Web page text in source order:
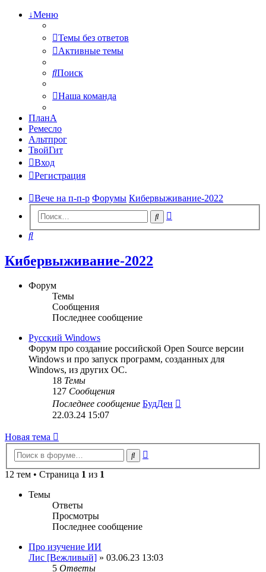
↓Меню
Темы без ответов
Активные темы
Поиск
Наша команда
ПланА
Ремесло
Альтпрог
ТвойГит
Вход
Регистрация
Вече на п-п-р Форумы Кибервыживание-2022
Поиск
Поиск
Кибервыживание-2022
Форум
Темы
Сообщения
Последнее сообщение
Русский Windows
Форум про создание российской Open Source версии
Windows и про запуск программ, созданных для
Windows, из других ОС.
18 Темы
127 Сообщения
Последнее сообщение БудДен
22.03.24 15:07
Новая тема
Поиск
12 тем • Страница 1 из 1
Темы
Ответы
Просмотры
Последнее сообщение
Про изучение ИИ
Лис [Вежливый] » 03.06.23 13:03
5 Ответы